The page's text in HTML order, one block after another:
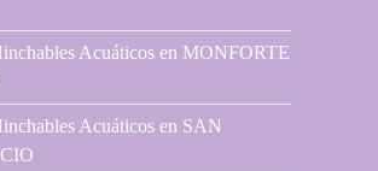
Acuáticos en MONFORTE
Acuáticos en SAN